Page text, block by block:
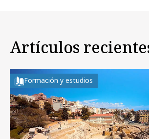
Artículos
Formación y estudios